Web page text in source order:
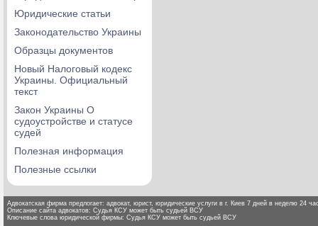
Юридические статьи
Законодательство Украины
Образцы документов
Новый Налоговый кодекс
Украины. Официальный
текст
Закон Украины О
судоустройстве и статусе
судей
Полезная информация
Полезные ссылки
Адвокатская фирма предлогает: адвокат, юрист, юридические услуги в г. Киев 7 дней в неделю 24
Описание сайта адвокатов: Судья КСУ может быть судьей ВСУ
Ключевые слова юридической фирмы: Судья КСУ может быть судьей ВСУ